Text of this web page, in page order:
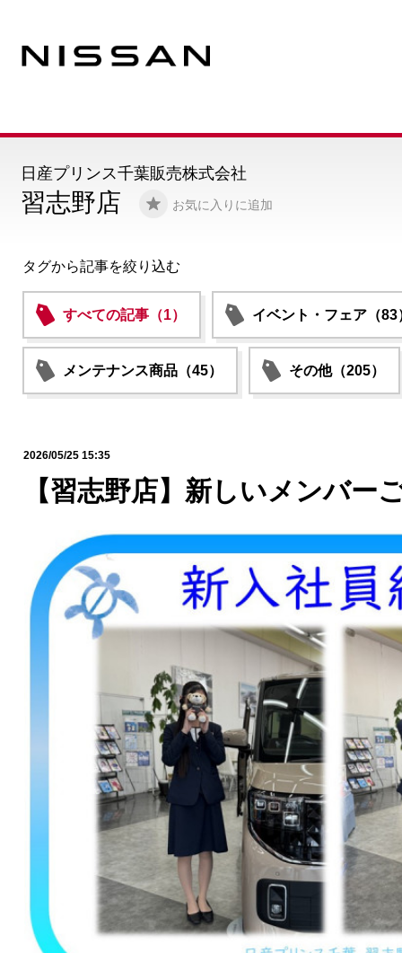
習志野店 お気に入りに追加
日産プリンス千葉販売株式会社
タグから記事を絞り込む
すべての記事（1） イベント・フェア（83
メンテナンス商品（45） その他（205）
2026/05/25 15:35
【習志野店】新しいメンバー